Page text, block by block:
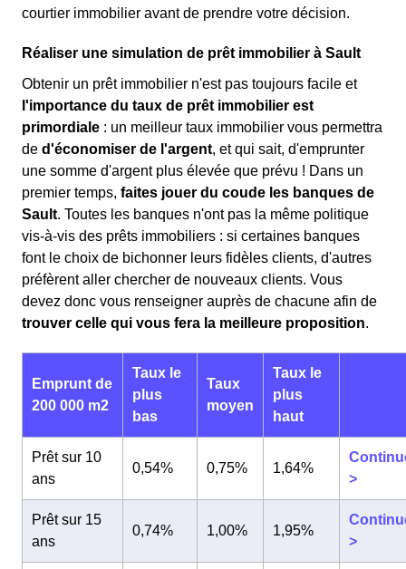
courtier immobilier avant de prendre votre décision.
Réaliser une simulation de prêt immobilier à Sault
Obtenir un prêt immobilier n'est pas toujours facile et
l'importance du taux de prêt immobilier est
primordiale : un meilleur taux immobilier vous permettra
de d'économiser de l'argent, et qui sait, d'emprunter
une somme d'argent plus élevée que prévu ! Dans un
premier temps, faites jouer du coude les banques de
Sault. Toutes les banques n'ont pas la même politique
vis-à-vis des prêts immobiliers : si certaines banques
font le choix de bichonner leurs fidèles clients, d'autres
préfèrent aller chercher de nouveaux clients. Vous
devez donc vous renseigner auprès de chacune afin de
trouver celle qui vous fera la meilleure proposition.
Emprunt de
200 000 m2
Taux le
plus
bas
Taux
moyen
Taux le
plus
haut
Prêt sur 10
ans
0,54% 0,75% 1,64%
>
Prêt sur 15
ans
0,74% 1,00% 1,95%
>